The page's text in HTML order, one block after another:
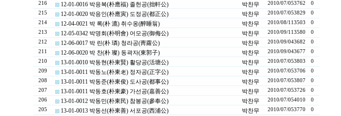
216
12-01-0016 박응복(朴應福) 졸헌공(拙軒公) 박찬무 2010/07/053762
0
215
12-01-0020 박응인(朴應寅) 도정공(都正公) 박찬무 2010/07/053829
0
214
12-04-0021 박 록(朴 漉) 취수옹(醉睡翁) 박찬무 2010/08/11 3503
0
213
12-05-0342 박명회(朴明會) 어모공(御侮公) 박찬무 2010/09/11 3580
0
212
12-06-0017 박 린(朴 璘) 청라공(靑蘿公) 박찬무 2010/09/043682
0
211
12-06-0020 박 찬(朴 璨) 동곽자(東郭子) 박찬무 2010/09/043677
0
210
13-01-0010 박동현(朴東賢) 활당공(活塘公) 박찬무 2010/07/053803
0
209
13-01-0011 박동노(朴東老) 정자공(正字公) 박찬무 2010/07/053706
0
208
13-01-0011 박동준(朴東俊) 도사공(都事公) 박찬무 2010/07/053807
0
207
13-01-0011 박동호(朴東豪) 가선공(嘉善公) 박찬무 2010/07/053726
0
206
13-01-0012 박동민(朴東民) 참봉공(參奉公) 박찬무 2010/07/054010
0
205
13-01-0013 박동선(朴東善) 서포공(西浦公) 박찬무 2010/07/053770
0